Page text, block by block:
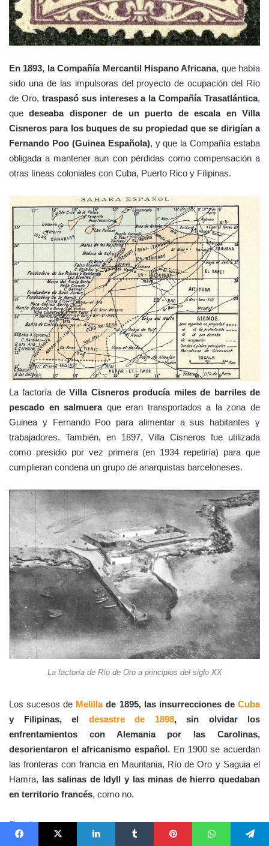
En 1893, la Compañía Mercantil Hispano Africana, que había
sido una de las impulsoras del proyecto de ocupación del Río
de Oro, traspasó sus intereses a la Compañía Trasatlántica,
que deseaba disponer de un puerto de escala en Villa
Cisneros para los buques de su propiedad que se dirigían a
Fernando Poo (Guinea Española), y que la Compañía estaba
obligada a mantener aun con pérdidas como compensación a
otras líneas coloniales con Cuba, Puerto Rico y Filipinas.
La factoría deVilla Cisneros producía miles de barriles de
pescado en salmueraque eran transportados a la zona de
Guinea y Fernando Poo para alimentar a sus habitantes y
trabajadores. También, en 1897, Villa Cisneros fue utilizada
como presidio por vez primera (en 1934 repetiría) para que
cumplieran condena un grupo de anarquistas barceloneses.
La factoría de Río de Oro a principios del siglo XX
Los sucesos de Melillade 1895, las insurrecciones deCuba
y Filipinas, el desastre de 1898, sin olvidar los
enfrentamientos con Alemania por las Carolinas,
desorientaron el africanismo español. En 1900 se acuerdan
las fronteras con francia en Mauritania, Río de Oro y Saguia el
Hamra, las salinas de Idyll y las minas de hierro quedaban
en territorio francés, como no.
Fuentes: